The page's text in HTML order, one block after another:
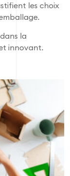
les choix
la
innovant.